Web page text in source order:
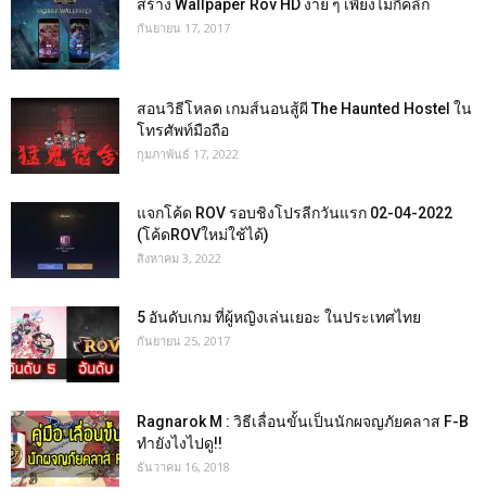
สร้าง Wallpaper Rov HD ง่าย ๆ เพียงไม่กี่คลิก
กันยายน 17, 2017
สอนวิธีโหลด เกมส์นอนสู้ผี The Haunted Hostel ใน
โทรศัพท์มือถือ
กุมภาพันธ์ 17, 2022
แจกโค้ด ROV รอบชิงโปรลีกวันแรก 02-04-2022
(โค้ดROVใหม่ใช้ได้)
สิงหาคม 3, 2022
5 อันดับเกม ที่ผู้หญิงเล่นเยอะ ในประเทศไทย
กันยายน 25, 2017
Ragnarok M : วิธีเลื่อนขั้นเป็นนักผจญภัยคลาส F-B
ทำยังไงไปดู!!
ธันวาคม 16, 2018